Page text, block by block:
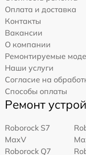
Оплата и доставка
Контакты
Вакансии
О компании
Ремонтируемые
Наши услуги
Согласие на
Способы оплаты
Ремонт
Roborock S7
MaxV
Roborock Q7